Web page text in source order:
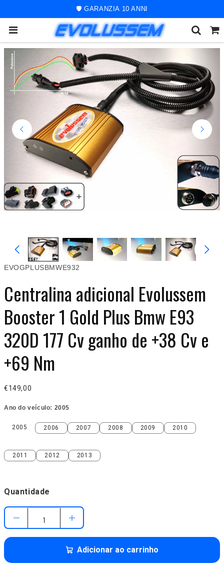
🚀 ORDINE SPEDITO ENTRO 48 ORE
EVOGPLUSBMWE932
Centralina adicional Evolussem
Booster 1 Gold Plus Bmw E93
320D 177 Cv ganho de +38 Cv e
+69 Nm
€149,00
Ano do veículo: 2005
2005
2005 2006
2006 2007
2007 2008
2008 2009
2009 2010
2010
2011
2011 2012
2012 2013
2013
Quantidade
Adicionar ao carrinho